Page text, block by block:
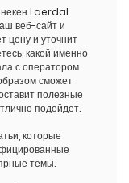
Laerdal
веб-сайт и
цену и уточнит
какой именно
с оператором
сможет
полезные
подойдет.
которые
темы.